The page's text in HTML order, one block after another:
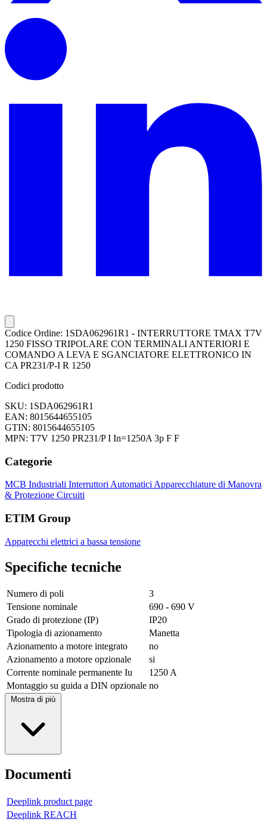
Codice Ordine: 1SDA062961R1 - INTERRUTTORE TMAX T7V
1250 FISSO TRIPOLARE CON TERMINALI ANTERIORI E
COMANDO A LEVA E SGANCIATORE ELETTRONICO IN
CA PR231/P-I R 1250
Codici prodotto
SKU: 1SDA062961R1
EAN: 8015644655105
GTIN: 8015644655105
MPN: T7V 1250 PR231/P I In=1250A 3p F F
Categorie
MCB Industriali Interruttori Automatici Apparecchiature di Manovra
& Protezione Circuiti
ETIM Group
Apparecchi elettrici a bassa tensione
Specifiche tecniche
Numero di poli
3
Tensione nominale
690 - 690 V
Grado di protezione (IP)
IP20
Tipologia di azionamento
Manetta
Azionamento a motore integrato
no
Azionamento a motore opzionale
si
Corrente nominale permanente Iu
1250 A
Montaggio su guida a DIN opzionale no
Mostra di più
Documenti
Deeplink product page
Deeplink REACH